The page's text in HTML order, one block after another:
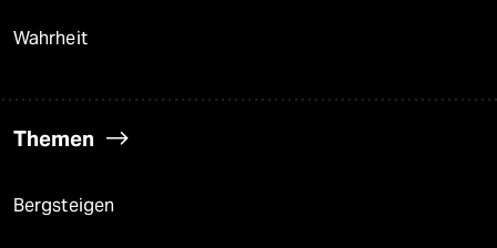
Wahrheit
Themen
Bergsteigen